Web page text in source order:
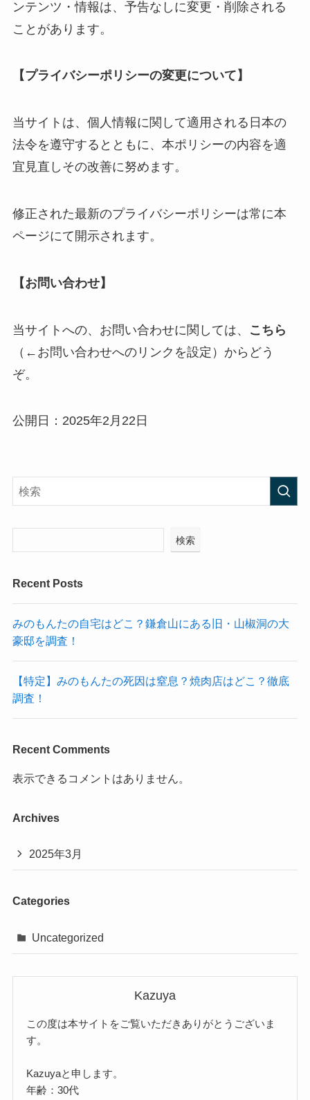
ンテンツ・情報は、予告なしに変更・削除される
ことがあります。
【プライバシーポリシーの変更について】
当サイトは、個人情報に関して適用される日本の
法令を遵守するとともに、本ポリシーの内容を適
宜見直しその改善に努めます。
修正された最新のプライバシーポリシーは常に本
ページにて開示されます。
【お問い合わせ】
当サイトへの、お問い合わせに関しては、
こちら
（←お問い合わせへのリンクを設定）からどう
ぞ。
公開日：2025年2月22日
検索
Recent Posts
みのもんたの自宅はどこ？鎌倉山にある旧・山椒洞の大
豪邸を調査！
【特定】みのもんたの死因は窒息？焼肉店はどこ？徹底
調査！
Recent Comments
表示できるコメントはありません。
Archives
2025年3月
Categories
Uncategorized
Kazuya
この度は本サイトをご覧いただきありがとうございま
す。
Kazuyaと申します。
年齢：30代